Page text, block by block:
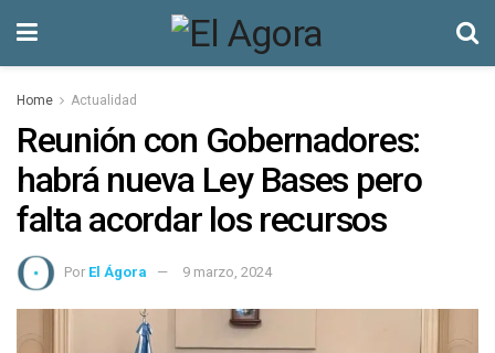
Home Actualidad
Reunión con Gobernadores:
habrá nueva Ley Bases pero
falta acordar los recursos
Por El Ágora 9 marzo, 2024